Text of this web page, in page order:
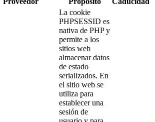
La cookie
PHPSESSID es
nativa de PHP y
permite a los
sitios web
almacenar datos
de estado
serializados. En
el sitio web se
utiliza para
establecer una
sesión de